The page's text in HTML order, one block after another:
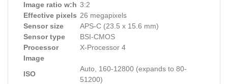
Image ratio w:h 3:2
Effective pixels 26 megapixels
Sensor size
APS-C (23.5 x 15.6 mm)
Sensor type
BSI-CMOS
Processor
X-Processor 4
Image
ISO
Auto, 160-12800 (expands to 80-
51200)